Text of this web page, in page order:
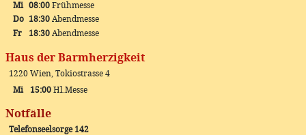
Mi 08:00 Frühmesse
Do 18:30 Abendmesse
Fr
18:30 Abendmesse
Haus der Barmherzigkeit
1220 Wien, Tokiostrasse 4
Mi
15:00 Hl.Messe
Notfälle
Telefonseelsorge 142